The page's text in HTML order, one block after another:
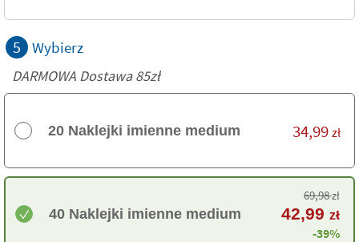
5 Wybierz
DARMOWA Dostawa 85zł
20 Naklejki imienne medium 34,99 zł
40 Naklejki imienne medium
69,98zł
42,99 zł
-39%